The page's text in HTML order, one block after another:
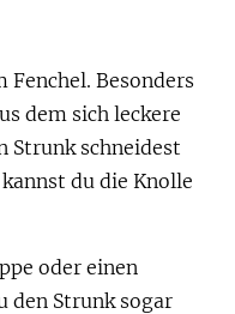
Fenchel. Besonders
dem sich leckere
Strunk schneidest
du die Knolle
oder einen
den Strunk sogar